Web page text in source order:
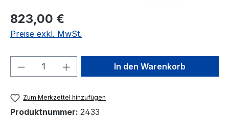
Regulärer Preis:
823,00 €
Preise exkl. MwSt.
Produkt Anzahl: Gib denIn den Warenkorb
Zum Merkzettel hinzufügen
Produktnummer: 2433